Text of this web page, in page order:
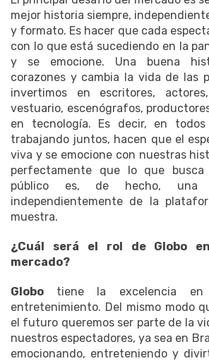
mejor historia siempre,
y formato. Es hacer que cada
con lo que está sucediendo en la
y se emocione. Una buena
corazones y cambia la vida de las
invertimos en escritores,
vestuario, escenógrafos,
en tecnología. Es decir, en
trabajando juntos, hacen que el
viva y se emocione con nuestras
perfectamente que lo que
público es, de hecho, una
independientemente de la
muestra.
¿Cuál será el rol de Globo
mercado?
Globo tiene la excelencia
entretenimiento. Del mismo modo
el futuro queremos ser parte de la
nuestros espectadores, ya sea en
emocionando, entreteniendo y